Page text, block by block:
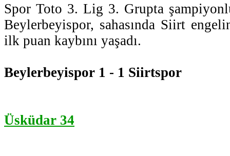
Spor Toto 3. Lig 3. Grupta
Beylerbeyispor, sahasında Siirt
ilk puan kaybını yaşadı.
Beylerbeyispor 1 - 1 Siirtspor
Üsküdar 34